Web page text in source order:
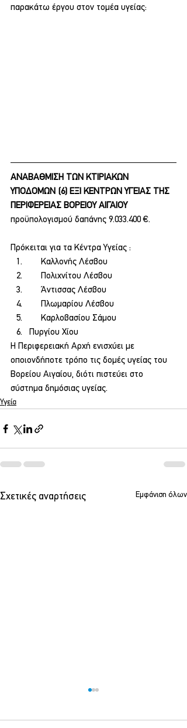
παρακάτω έργου στον τομέα υγείας:
ΑΝΑΒΑΘΜΙΣΗ ΤΩΝ ΚΤΙΡΙΑΚΩΝ
ΥΠΟΔΟΜΩΝ (6) ΕΞΙ ΚΕΝΤΡΩΝ ΥΓΕΙΑΣ ΤΗΣ
ΠΕΡΙΦΕΡΕΙΑΣ ΒΟΡΕΙΟΥ ΑΙΓΑΙΟΥ
προϋπολογισμού δαπάνης 9.033.400 €.
Πρόκειται για τα Κέντρα Υγείας :
Καλλονής Λέσβου
Πολιχνίτου Λέσβου
Άντισσας Λέσβου
Πλωμαρίου Λέσβου
Καρλοβασίου Σάμου
Πυργίου Χίου
Η Περιφερειακή Αρχή ενισχύει με
οποιονδήποτε τρόπο τις δομές υγείας του
Βορείου Αιγαίου, διότι πιστεύει στο
σύστημα δημόσιας υγείας.
Υγεία
Σχετικές αναρτήσεις Εμφάνιση όλων